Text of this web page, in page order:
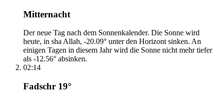
Mitternacht
Der neue Tag nach dem Sonnenkalender. Die Sonne wird
heute, in sha Allah, -20.09° unter den Horizont sinken. An
einigen Tagen in diesem Jahr wird die Sonne nicht mehr tiefer
als -12.56° absinken.
02:14
Fadschr 19°